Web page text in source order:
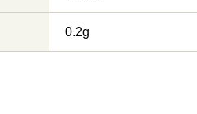
0.2g